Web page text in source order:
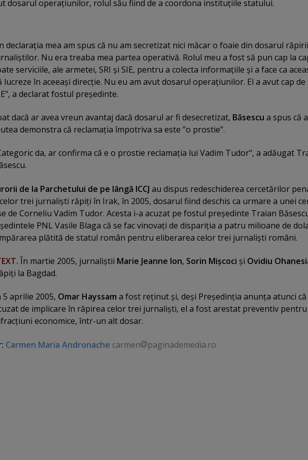
dosarul operaţiunilor, rolul său fiind de a coordona instituţiile statului.
declaraţia mea am spus că nu am secretizat nici măcar o foaie din dosarul răpirii
Nu era treaba mea partea operativă. Rolul meu a fost să pun cap la
serviciile, ale armetei, SRI şi SIE, pentru a colecta informaţiile şi a face ca
lucreze în aceeaşi direcţie. Nu eu am avut dosarul operaţiunilor. El a avut cap de
a declarat fostul preşedinte.
dacă ar avea vreun avantaj dacă dosarul ar fi desecretizat, Băsescu a spus că
demonstra că reclamaţia împotriva sa este ”o prostie”.
da, ar confirma că e o prostie reclamaţia lui Vadim Tudor", a adăugat
de la Parchetului de pe lângă ICCJ au dispus redeschiderea cercetărilor
trei jurnalişti răpiţi în Irak, în 2005, dosarul fiind deschis ca urmare a unei
de Corneliu Vadim Tudor. Acesta i-a acuzat pe fostul preşedinte Traian
PNL Vasile Blaga că se fac vinovaţi de dispariţia a patru milioane de
plătită de statul român pentru eliberarea celor trei jurnalişti români.
În martie 2005, jurnaliştii Marie Jeanne Ion, Sorin Mişcoci şi Ovidiu
la Bagdad.
5 aprilie 2005, Omar Hayssam a fost reţinut şi, deşi Preşedinţia anunţa atunci că
de implicare în răpirea celor trei jurnalişti, el a fost arestat preventiv pentru
economice, într-un alt dosar.
Carmen Maria Andronache carmen paginademedia.ro